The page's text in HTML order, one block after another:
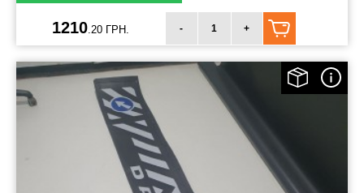
1210 .20 ГРН. - +